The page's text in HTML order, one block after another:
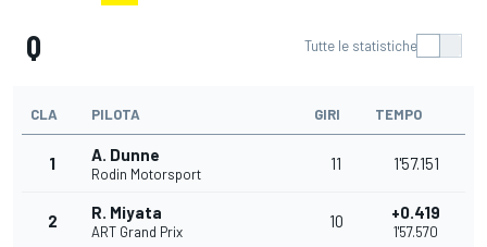
Q Tutte le statistiche
CLA PILOTA GIRI TEMPO
1 A. Dunne
Rodin Motorsport
11 1'57.151
2 R. Miyata
ART Grand Prix
10 +0.419
1'57.570